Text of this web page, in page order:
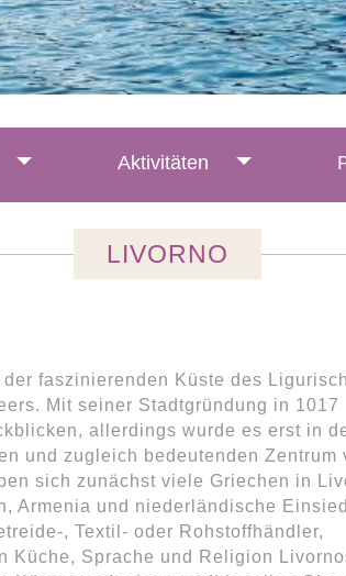
Aktivitäten
LIVORNO
faszinierenden Küste des
Mit seiner Stadtgründung in 1017
allerdings wurde es erst in
und zugleich bedeutenden Zentrum
sich zunächst viele Griechen in
Armenia und niederländische
, Textil- oder Rohstoffhändler,
Küche, Sprache und Religion